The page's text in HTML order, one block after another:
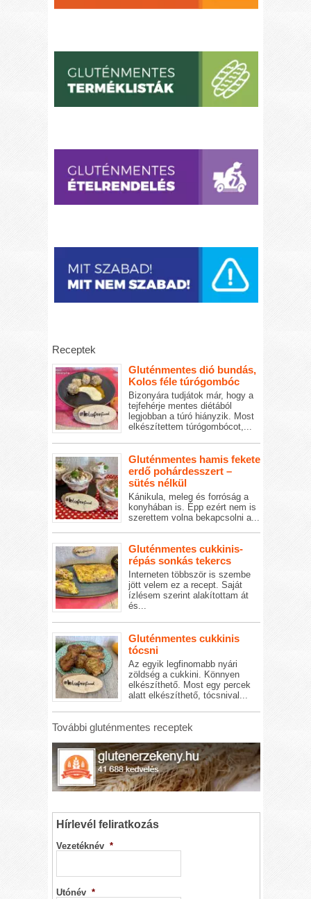
Receptek
Gluténmentes dió bundás,
Kolos féle túrógombóc
Bizonyára tudjátok már, hogy a
tejfehérje mentes diétából
legjobban a túró hiányzik. Most
elkészítettem túrógombócot,...
Gluténmentes hamis fekete
erdő pohárdesszert –
sütés nélkül
Kánikula, meleg és forróság a
konyhában is. Épp ezért nem is
szerettem volna bekapcsolni a...
Gluténmentes cukkinis-
répás sonkás tekercs
Interneten többször is szembe
jött velem ez a recept. Saját
ízlésem szerint alakítottam át
és...
Gluténmentes cukkinis
tócsni
Az egyik legfinomabb nyári
zöldség a cukkini. Könnyen
elkészíthető. Most egy percek
alatt elkészíthető, tócsnival...
További gluténmentes receptek
Hírlevél feliratkozás
Vezetéknév *
Utónév *